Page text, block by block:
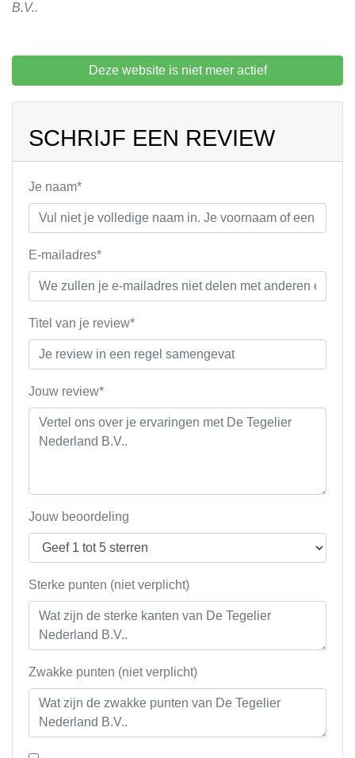
B.V..
Deze website is niet meer actief
SCHRIJF EEN REVIEW
Je naam*
E-mailadres*
Titel van je review*
Jouw review*
Jouw beoordeling
Sterke punten (niet verplicht)
Zwakke punten (niet verplicht)